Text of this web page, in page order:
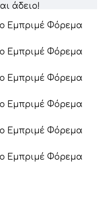
άδειο!